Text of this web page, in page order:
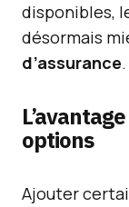
disponibles,
désormais
d’assurance.
options
Ajouter